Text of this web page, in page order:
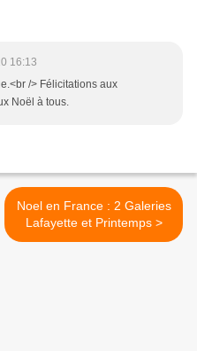
16:13
/> Félicitations aux
Noël à tous.
Noel en France : 2 Galeries
Lafayette et Printemps >